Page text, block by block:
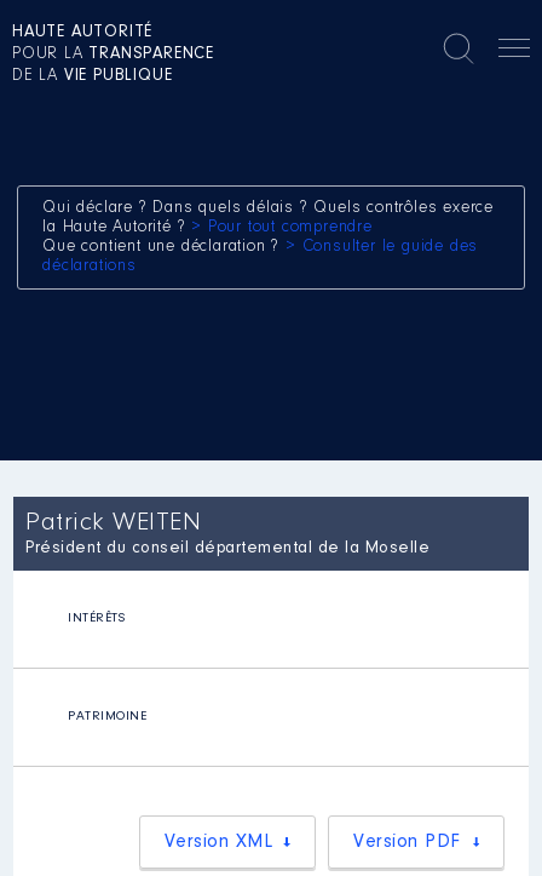
HAUTE AUTORITÉ
POUR LA TRANSPARENCE
DE LA VIE PUBLIQUE
Qui déclare ? Dans quels délais ? Quels contrôles exerce
la Haute Autorité ? > Pour tout comprendre
Que contient une déclaration ? > Consulter le guide des
déclarations
Patrick WEITEN
Président du conseil départemental de la Moselle
INTÉRÊTS
PATRIMOINE
Version PDF
Version XML